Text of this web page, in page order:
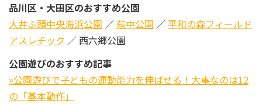
品川区・大田区のおすすめ公園
大井ふ頭中央海浜公園 ／ 萩中公園 ／平和の森フィールド
アスレチック ／ 西六郷公園
公園遊びのおすすめ記事
»公園遊びで子どもの運動能力を伸ばせる！大事なのは12
の「基本動作」